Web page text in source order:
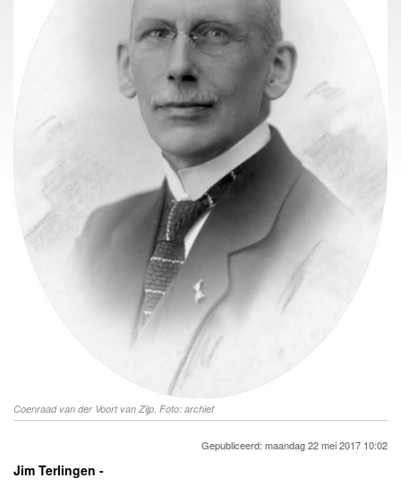
Coenraad van der Voort van Zijp. Foto: archief
Gepubliceerd: maandag 22 mei 2017 10:02
Jim Terlingen -